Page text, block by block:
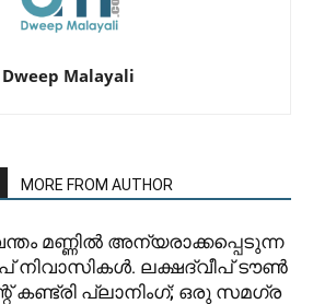
Dweep Malayali
MORE FROM AUTHOR
മണ്ണിൽ അന്യരാക്കപ്പെടുന്ന
നിവാസികൾ. ലക്ഷദ്വീപ് ടൗൺ
കണ്ട്രി പ്ലാനിംഗ്; ഒരു സമഗ്ര